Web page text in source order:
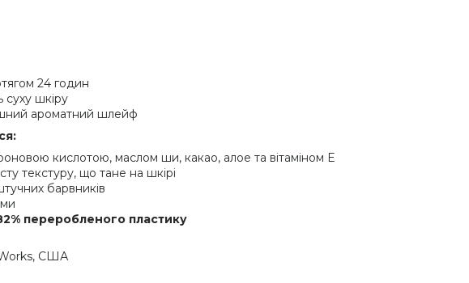
24 годин
суху шкіру
ароматний шлейф
кислотою, маслом ши, какао, алое та вітаміном Е
текстуру, що тане на шкірі
барвників
переробленого пластику
США